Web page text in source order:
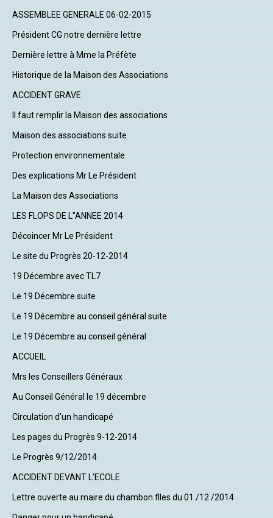
ASSEMBLEE GENERALE 06-02-2015
Président CG notre dernière lettre
Dernière lettre à Mme la Préfète
Historique de la Maison des Associations
ACCIDENT GRAVE
Il faut remplir la Maison des associations
Maison des associations suite
Protection environnementale
Des explications Mr Le Président
La Maison des Associations
LES FLOPS DE L"ANNEE 2014
Décoincer Mr Le Président
Le site du Progrès 20-12-2014
19 Décembre avec TL7
Le 19 Décembre suite
Le 19 Décembre au conseil général suite
Le 19 Décembre au conseil général
ACCUEIL
Mrs les Conseillers Généraux
Au Conseil Général le 19 décembre
Circulation d'un handicapé
Les pages du Progrès 9-12-2014
Le Progrès 9/12/2014
ACCIDENT DEVANT L'ECOLE
Lettre ouverte au maire du chambon flles du 01 /12 /2014